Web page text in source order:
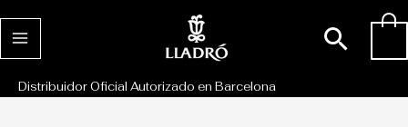
al
Distribuidor Oficial Autorizado en Barcelona